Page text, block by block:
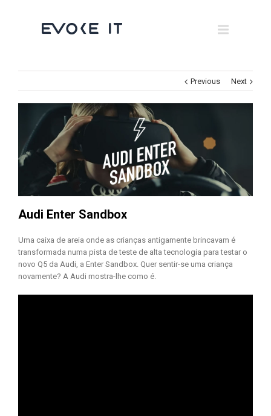
×
Museums
Corporate
All
Previous Next
Audi Enter Sandbox
Uma caixa de areia onde as crianças antigamente brincavam é
transformada numa pista de teste de alta tecnologia para testar o
novo Q5 da Audi, a Enter Sandbox. Quer sentir-se uma criança
novamente? A Audi mostra-lhe como é.